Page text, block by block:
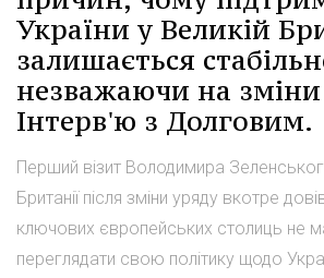
України у Великій
залишається
незважаючи на зміни
Інтерв'ю з Долговим.
Перший візит Володимира
Британії після зміни уряду вкотре
ключових європейських столиць не
переглядати свою політику щодо